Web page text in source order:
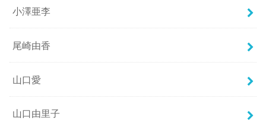
小澤亜李
尾崎由香
山口愛
山口由里子